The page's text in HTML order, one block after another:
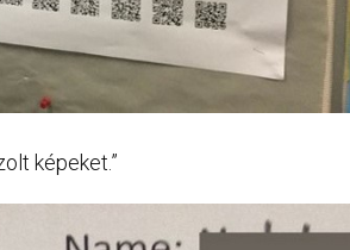
képeket.”